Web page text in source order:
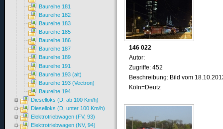
146 022
Autor:
Zugriffe: 452
Beschreibung: Bild vom
Köln=Deutz
Baureihe 181
Baureihe 182
Baureihe 183
Baureihe 185
Baureihe 186
Baureihe 187
Baureihe 189
Baureihe 191
Baureihe 193 (alt)
Baureihe 193 (Vectron)
Baureihe 194
Dieselloks (D, ab 100 Km/h)
Dieselloks (D, unter 100 Km/h)
Elektrotriebwagen (FV, 93)
Elektrotriebwagen (NV, 94)